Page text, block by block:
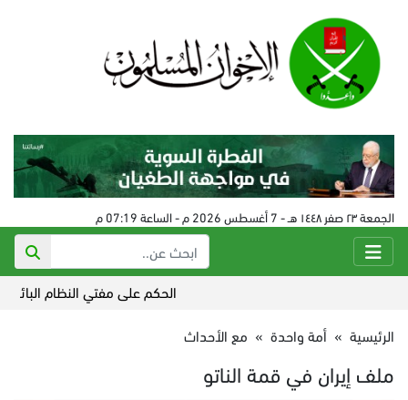
الجمعة ٢٣ صفر ١٤٤٨ هـ - 7 أغسطس 2026 م - الساعة 07:19 م
الحكم على مفتي النظام البائد في سورية
الرئيسية » أمة واحدة » مع الأحداث
ملف إيران في قمة الناتو